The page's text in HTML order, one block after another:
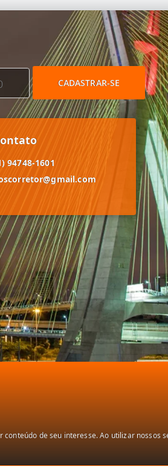
CADASTRAR-SE
94748-1601
de seu interesse. Ao utilizar nossos